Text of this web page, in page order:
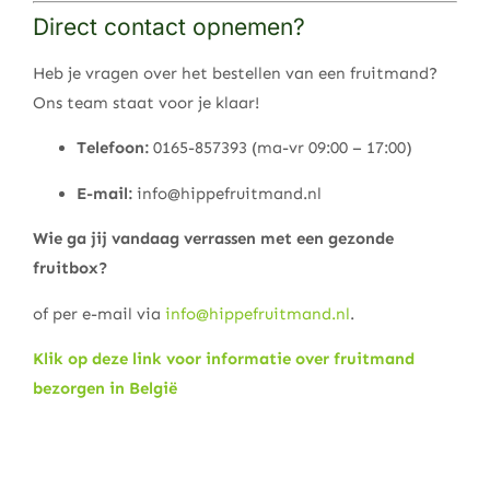
Direct contact opnemen?
Heb je vragen over het bestellen van een fruitmand?
Ons team staat voor je klaar!
Telefoon: 0165-857393 (ma-vr 09:00 – 17:00)
E-mail: info@hippefruitmand.nl
Wie ga jij vandaag verrassen met een gezonde
fruitbox?
of per e-mail via info@hippefruitmand.nl.
Klik op deze link voor informatie over fruitmand
bezorgen in België